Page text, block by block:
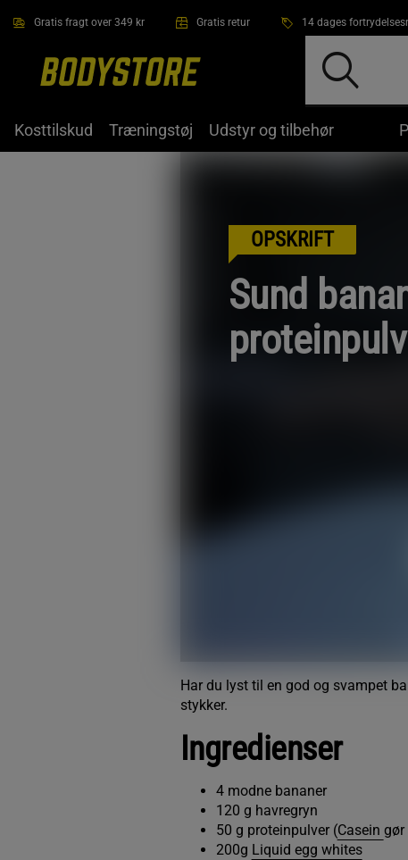
Gratis fragt over 349 kr Gratis retur 14 dages
Kosttilskud Træningstøj Udstyr og tilbehør
OPSKRIFT
Sund
Har du lyst til en god og svampet
stykker.
Ingredienser
4 modne bananer
120 g havregryn
50 g proteinpulver (Casein gør
200g Liquid egg whites